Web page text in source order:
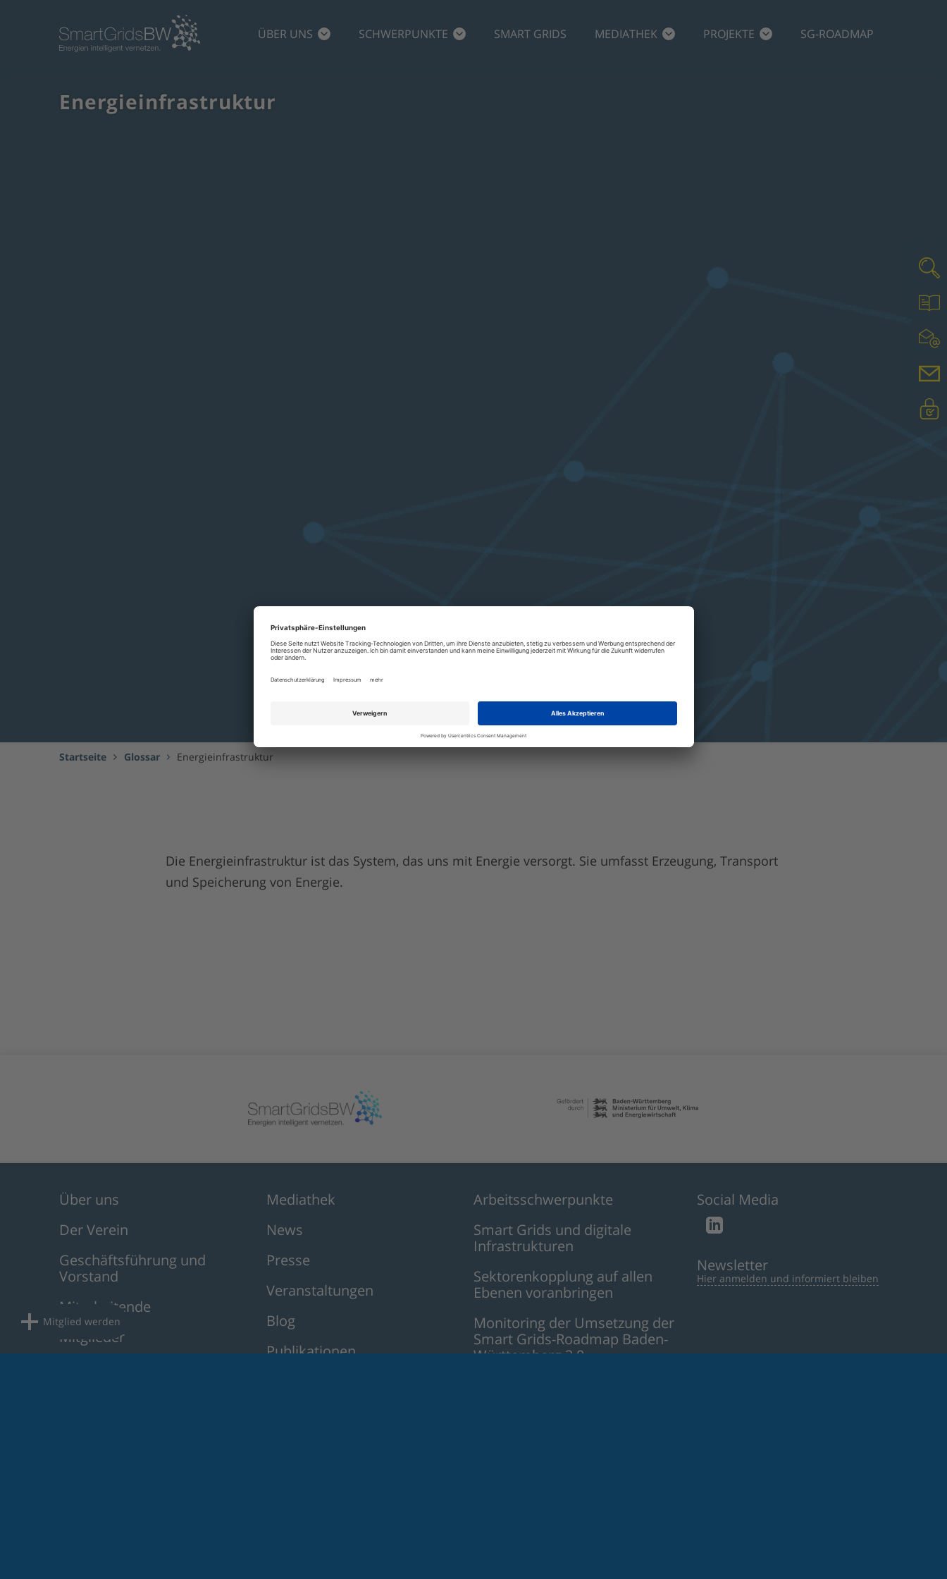
ÜBER UNS SCHWERPUNKTE SMART GRIDS MEDIATHEK PROJEKTE SG-ROADMAP
Energieinfrastruktur
Startseite Glossar Energieinfrastruktur
Die Energieinfrastruktur ist das System, das uns mit Energie versorgt. Sie umfasst Erzeugung, Transport
und Speicherung von Energie.
Über uns
Der Verein
Geschäftsführung und
Vorstand
Mitarbeitende
Mitglieder
Mediathek
News
Presse
Veranstaltungen
Blog
Publikationen
Arbeitsschwerpunkte
Smart Grids und digitale
Infrastrukturen
Sektorenkopplung auf allen
Ebenen voranbringen
Monitoring der Umsetzung der
Smart Grids-Roadmap Baden-
Württemberg 2.0
Social Media
Newsletter
Hier anmelden und informiert bleiben
Mitglied werden